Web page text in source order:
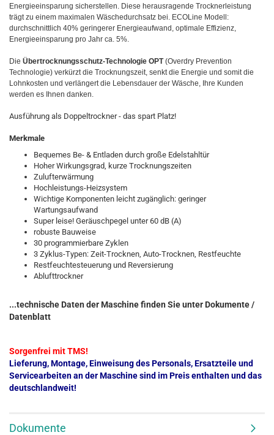
Energieeinsparung sicherstellen. Diese herausragende Trocknerleistung
trägt zu einem maximalen Wäschedurchsatz bei. ECOLine Modell:
durchschnittlich 40% geringerer Energieaufwand, optimale Effizienz,
Energieeinsparung pro Jahr ca. 5%.
Die Übertrocknungsschutz-Technologie OPT(Overdry Prevention
Technologie) verkürzt die Trocknungszeit, senkt die Energie und somit die
Lohnkosten und verlängert die Lebensdauer der Wäsche, Ihre Kunden
werden es Ihnen danken.
Ausführung als Doppeltrockner - das spart Platz!
Merkmale
Bequemes Be- & Entladen durch große Edelstahltür
Hoher Wirkungsgrad, kurze Trocknungszeiten
Zulufterwärmung
Hochleistungs-Heizsystem
Wichtige Komponenten leicht zugänglich: geringer
Wartungsaufwand
Super leise! Geräuschpegel unter 60 dB (A)
robuste Bauweise
30 programmierbare Zyklen
3 Zyklus-Typen: Zeit-Trocknen, Auto-Trocknen, Restfeuchte
Restfeuchtesteuerung und Reversierung
Ablufttrockner
...technische Daten der Maschine finden Sie unter Dokumente /
Datenblatt
Sorgenfrei mit TMS!
Lieferung, Montage, Einweisung des Personals, Ersatzteile und
Servicearbeiten an der Maschine sind im Preis enthalten und das
deutschlandweit!
Dokumente